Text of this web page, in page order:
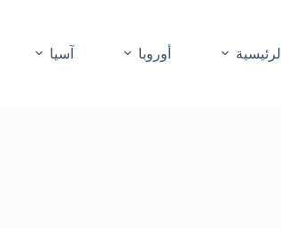
الرئيسية أوروبا آسيا